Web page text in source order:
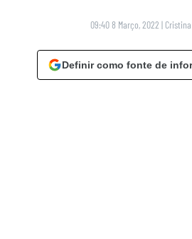
09:40 8 Março, 2022 |
Definir como fonte de